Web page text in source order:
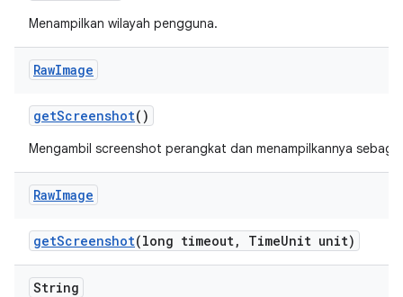
Menampilkan wilayah pengguna.
RawImage
getScreenshot()
Mengambil screenshot perangkat dan menampilkannya
RawImage
getScreenshot(long timeout, TimeUnit unit)
String